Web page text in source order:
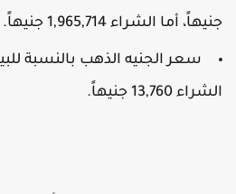
أما الشراء 1,965,714 جنيهاً.
13,760 جنيهاً.